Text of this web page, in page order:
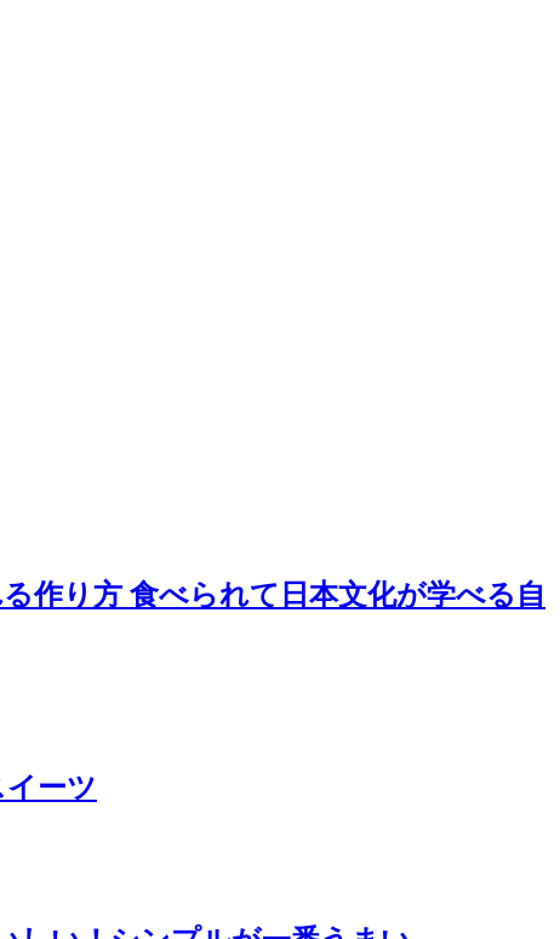
作り方 食べられて日本文化が学べる自
ーツ